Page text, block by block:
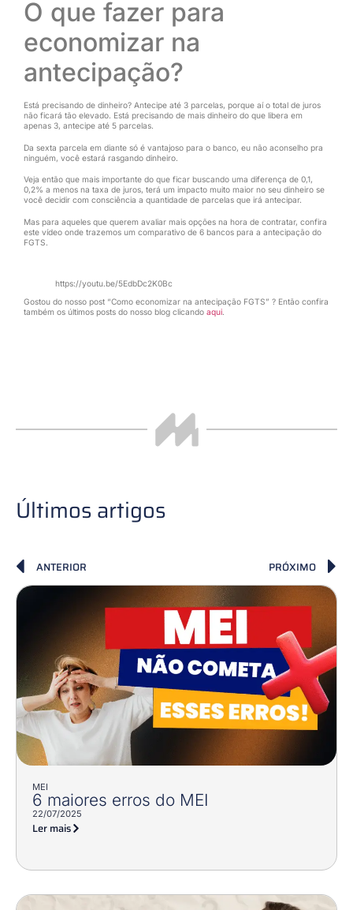
O que fazer para
economizar na
antecipação?
Está precisando de dinheiro? Antecipe até 3 parcelas, porque aí o total de juros
não ficará tão elevado. Está precisando de mais dinheiro do que libera em
apenas 3, antecipe até 5 parcelas.
Da sexta parcela em diante só é vantajoso para o banco, eu não aconselho pra
ninguém, você estará rasgando dinheiro.
Veja então que mais importante do que ficar buscando uma diferença de 0,1,
0,2% a menos na taxa de juros, terá um impacto muito maior no seu dinheiro se
você decidir com consciência a quantidade de parcelas que irá antecipar.
Mas para aqueles que querem avaliar mais opções na hora de contratar, confira
este vídeo onde trazemos um comparativo de 6 bancos para a antecipação do
FGTS.
https://youtu.be/5EdbDc2K0Bc
Gostou do nosso post “Como economizar na antecipação FGTS” ? Então confira
também os últimos posts do nosso blog clicando aqui
Últimos artigos
ANTERIOR PRÓXIMO
MEI
6 maiores erros do MEI
22/07/2025
Ler mais